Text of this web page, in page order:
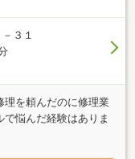
３１
理を頼んだのに修理業
悩んだ経験はありま
ブルは起こりませ